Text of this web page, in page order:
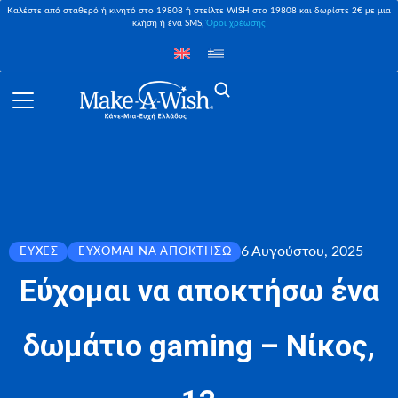
Καλέστε από σταθερό ή κινητό στο 19808 ή στείλτε WISH στο 19808 και δωρίστε 2€ με μια
κλήση ή ένα SMS,Όροι χρέωσης
ΕΥΧΈΣ ΕΎΧΟΜΑΙ ΝΑ ΑΠΟΚΤΉΣΩ 6 Αυγούστου, 2025
Εύχομαι να αποκτήσω ένα
δωμάτιο gaming – Νίκος,